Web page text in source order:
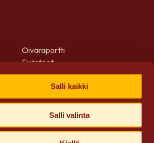
Salli kaikki
Salli valinta
Oivaraportti
Evästeet
Meille töihin